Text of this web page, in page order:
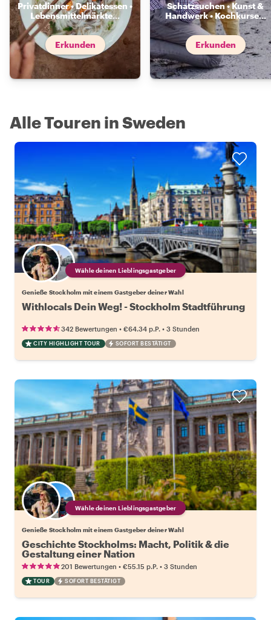
Privatdinner • Delikatessen •
Lebensmittelmärkte...
Erkunden
Schatzsuchen • Kunst &
Handwerk • Kochkurse...
Erkunden
Alle Touren in Sweden
Wähle deinen Lieblingsgastgeber
Genieße Stockholm mit einem Gastgeber deiner Wahl
Withlocals Dein Weg! - Stockholm Stadtführung
342 Bewertungen • €64.34 p.P. • 3 Stunden
CITY HIGHLIGHT TOUR SOFORT BESTÄTIGT
Wähle deinen Lieblingsgastgeber
Genieße Stockholm mit einem Gastgeber deiner Wahl
Geschichte Stockholms: Macht, Politik & die
Gestaltung einer Nation
201 Bewertungen • €55.15 p.P. • 3 Stunden
TOUR SOFORT BESTÄTIGT